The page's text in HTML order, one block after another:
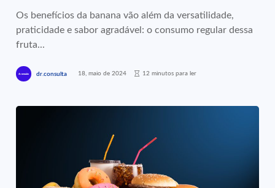
Os benefícios da banana vão além da versatilidade,
praticidade e sabor agradável: o consumo regular dessa
fruta...
dr.consulta 18, maio de 2024 12 minutos para ler